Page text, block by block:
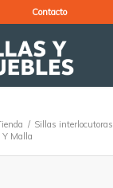
Contacto
/ Sillas interlocutoras
Y Malla